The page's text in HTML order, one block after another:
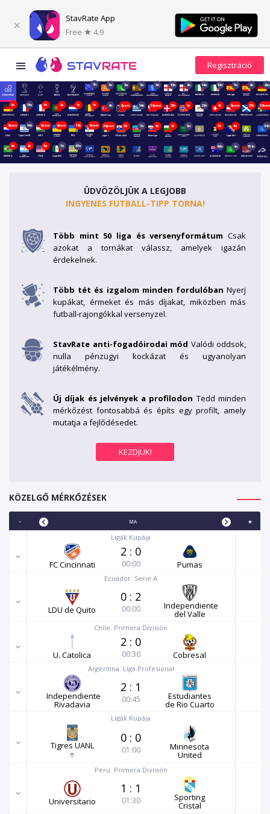
StavRate App
Free
4.9
3n 3n 3n 3n 3n 13n 6n 14n 13n 7n 6n 20n
3ó 13n 3ó 2ó 1ó 1ó 6n 8perc 14n 38perc 23ó 1ó 21n 1ó 8perc 21ó
8perc 14n 8perc 8perc 18ó 8perc 38perc 3ó 7n 1ó 1ó 5n 7ó 4ó 39n
4ó 2ó 5ó 7n 47n 68n 4n 151n
ÜDVÖZÖLJÜK A LEGJOBB
INGYENES FUTBALL-TIPP TORNA!
Több mint 50 liga és versenyformátum Csak
azokat a tornákat válassz, amelyek igazán
érdekelnek.
Több tét és izgalom minden fordulóban Nyerj
kupákat, érmeket és más díjakat, miközben más
futball-rajongókkal versenyzel.
StavRate anti-fogadóirodai mód Valódi oddsok,
nulla pénzügyi kockázat és ugyanolyan
játékélmény.
Új díjak és jelvények a profilodon Tedd minden
mérkőzést fontosabbá és építs egy profilt, amely
mutatja a fejlődésedet.
KÖZELGŐ MÉRKŐZÉSEK
MA
Ligák Kupája
FC Cincinnati
2 : 0
00:00 Pumas
Ecuador. Serie A
LDU de Quito
0 : 2
00:00 Independiente
del Valle
Chile. Primera División
U. Catolica
2 : 0
00:30 Cobresal
Argentína. Liga Profesional
Independiente
Rivadavia
2 : 1
00:45 Estudiantes
de Rio Cuarto
Ligák Kupája
Tigres UANL
0 : 0
01:00 Minnesota
United
Peru. Primera División
Universitario
1 : 1
01:30 Sporting
Cristal